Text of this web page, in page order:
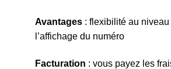
Avantages : flexibilité au niveau
l’affichage du numéro
Facturation : vous payez les